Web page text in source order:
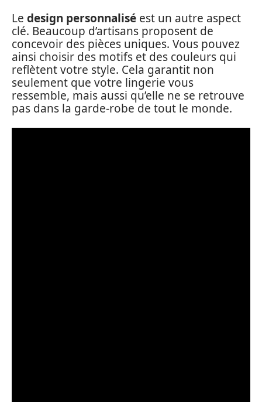
Le design personnalisé est un autre aspect
clé. Beaucoup d’artisans proposent de
concevoir des pièces uniques. Vous pouvez
ainsi choisir des motifs et des couleurs qui
reflètent votre style. Cela garantit non
seulement que votre lingerie vous
ressemble, mais aussi qu’elle ne se retrouve
pas dans la garde-robe de tout le monde.